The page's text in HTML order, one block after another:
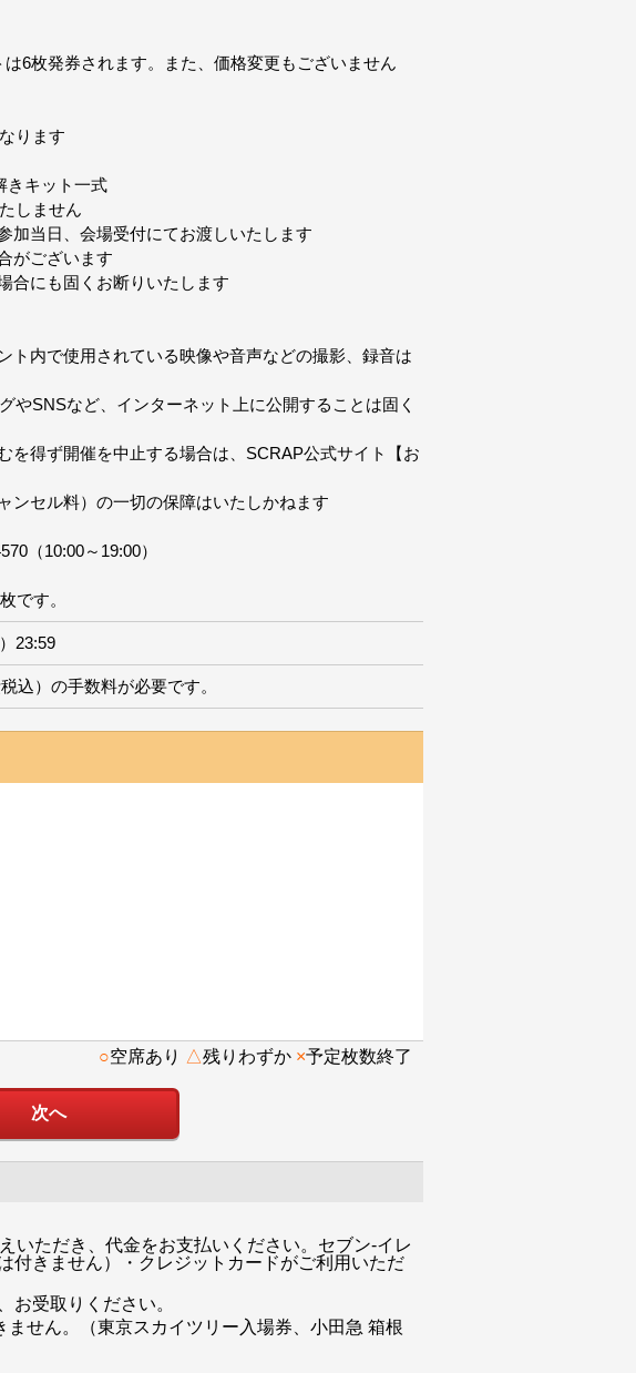
6枚発券されます。また、価格変更もございません
ります
きキット一式
しません
加当日、会場受付にてお渡しいたします
がございます
合にも固くお断りいたします
内で使用されている映像や音声などの撮影、録音は
SNSなど、インターネット上に公開することは固く
得ず開催を中止する場合は、SCRAP公式サイト【お
セル料）の一切の保障はいたしかねます
（10:00～19:00）
です。
23:59
込）の手数料が必要です。
○空席あり △残りわずか ×予定枚数終了
いただき、代金をお支払いください。セブン-イレ
きません）・クレジットカードがご利用いただ
お受取りください。
せん。（東京スカイツリー入場券、小田急 箱根